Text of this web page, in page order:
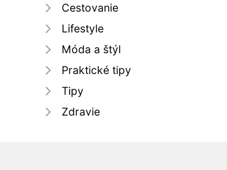
Cestovanie
Lifestyle
Móda a štýl
Praktické tipy
Tipy
Zdravie